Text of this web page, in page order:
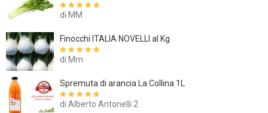
Valutato
di MM
Finocchi ITALIA NOVELLI al Kg
Valutato
di Mm
Spremuta di arancia La Collina 1L
Valutato5su
di Alberto Antonelli 2